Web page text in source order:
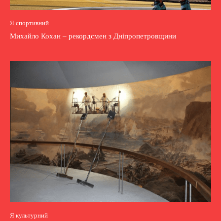
Я спортивний
Михайло Кохан – рекордсмен з Дніпропетровщини
Я культурний